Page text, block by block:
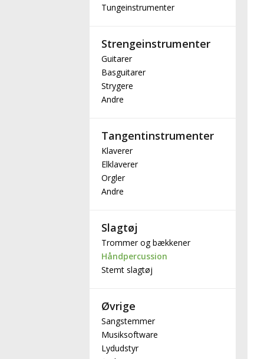
Tungeinstrumenter
Strengeinstrumenter
Guitarer
Basguitarer
Strygere
Andre
Tangentinstrumenter
Klaverer
Elklaverer
Orgler
Andre
Slagtøj
Trommer og bækkener
Håndpercussion
Stemt slagtøj
Øvrige
Sangstemmer
Musiksoftware
Lydudstyr